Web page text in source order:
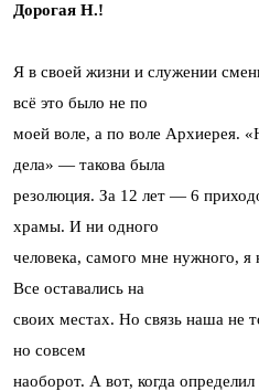
Дорогая Н.!
Я в своей жизни и служении
всё это было не по
моей воле, а по воле Архиерея.
дела» — такова была
резолюция. За 12 лет — 6
храмы. И ни одного
человека, самого мне нужного, я
Все оставались на
своих местах. Но связь наша не
но совсем
наоборот. А вот, когда